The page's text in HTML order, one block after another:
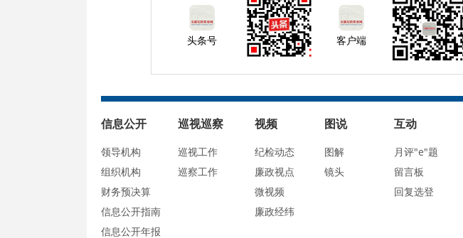
头条号 客户端
信息公开
领导机构
组织机构
财务预决算
信息公开指南
信息公开年报
巡视巡察
巡视工作
巡察工作
视频
纪检动态
廉政视点
微视频
廉政经纬
图说
图解
镜头
互动
月评"e"题
留言板
回复选登